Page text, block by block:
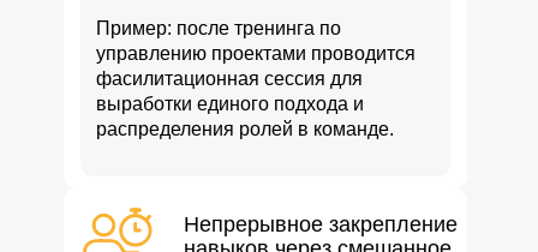
Пример: после тренинга по
управлению проектами проводится
фасилитационная сессия для
выработки единого подхода и
распределения ролей в команде.
Непрерывное закрепление